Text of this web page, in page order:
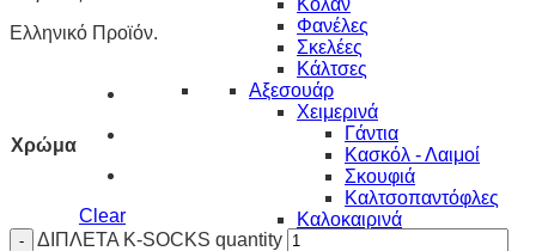
Κολάν
Φανέλες
Σκελέες
Κάλτσες
Αξεσουάρ
Χειμερινά
Γάντια
Κασκόλ - Λαιμοί
Σκουφιά
Καλτσοπαντόφλες
Καλοκαιρινά
Ελληνικό Προϊόν.
Χρώμα
Clear
ΔΙΠΛΕΤΑ K-SOCKS quantity